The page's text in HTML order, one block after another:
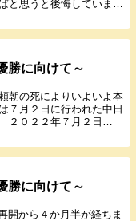
と思うと後悔していま
に向けて～
朝の死によりいよいよ本
７月２日に行われた中日
０２２年７月２日
に向けて～
から４か月半が経ちま